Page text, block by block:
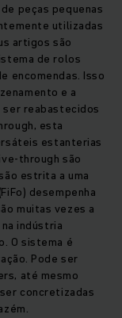
peças pequenas
utilizadas
artigos são
de rolos
encomendas. Isso
e a
reabastecidos
esta
estanterias
through são
estrita a uma
desempenha
muitas vezes a
indústria
O sistema é
Pode ser
até mesmo
concretizadas